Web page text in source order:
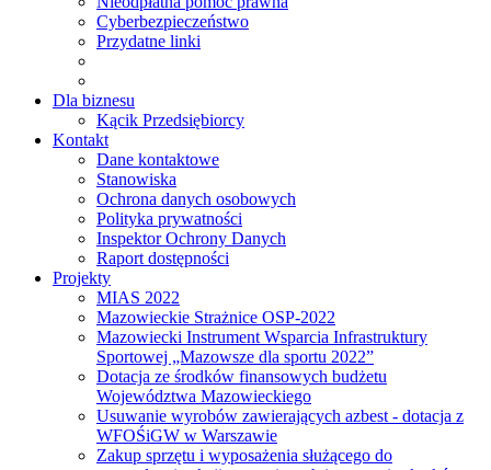
Cyberbezpieczeństwo
Przydatne linki
Dla biznesu
Kącik Przedsiębiorcy
Kontakt
Dane kontaktowe
Stanowiska
Ochrona danych osobowych
Polityka prywatności
Inspektor Ochrony Danych
Raport dostępności
Projekty
MIAS 2022
Mazowieckie Strażnice OSP-2022
Mazowiecki Instrument Wsparcia Infrastruktury
Sportowej „Mazowsze dla sportu 2022”
Dotacja ze środków finansowych budżetu
Województwa Mazowieckiego
Usuwanie wyrobów zawierających azbest - dotacja z
WFOŚiGW w Warszawie
Zakup sprzętu i wyposażenia służącego do